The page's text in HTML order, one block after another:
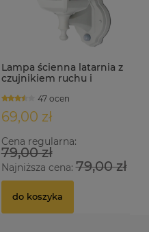
Lampa ścienna latarnia z
czujnikiem ruchu i
biała
47 ocen
69,00 zł
Cena regularna:
79,00 zł
Najniższa cena:79,00 zł
do koszyka